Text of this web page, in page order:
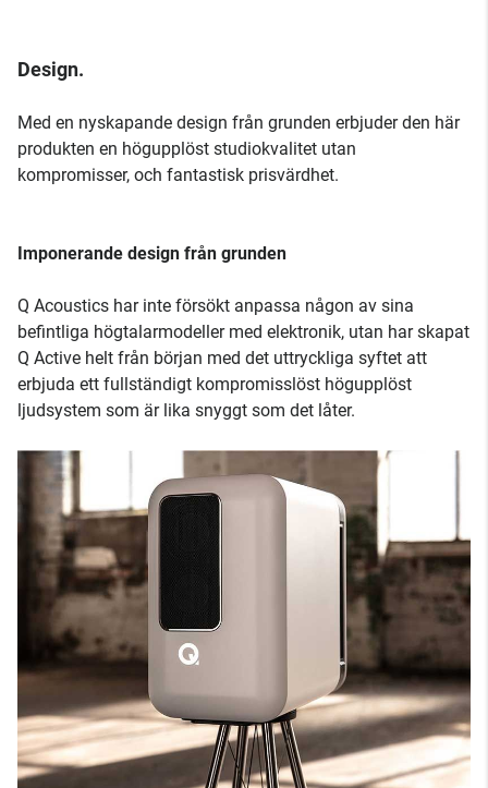
Design.
Med en nyskapande design från grunden erbjuder den här
produkten en högupplöst studiokvalitet utan
kompromisser, och fantastisk prisvärdhet.
Imponerande design från grunden
Q Acoustics har inte försökt anpassa någon av sina
befintliga högtalarmodeller med elektronik, utan har skapat
Q Active helt från början med det uttryckliga syftet att
erbjuda ett fullständigt kompromisslöst högupplöst
ljudsystem som är lika snyggt som det låter.